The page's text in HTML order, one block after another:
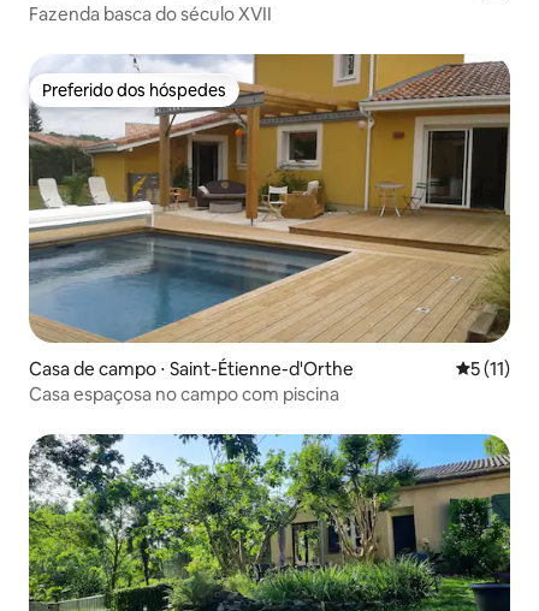
Fazenda basca do século XVII
Preferido dos hóspedes
Preferido dos hóspedes
Casa de campo ⋅ Saint-Étienne-d'Orthe 5 de uma
5 (11)
Casa espaçosa no campo com piscina